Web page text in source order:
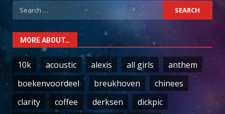
Search
for:
MORE ABOUT…
10k acoustic alexis all girls
anthem
boekenvoordeel
breukhoven
chinees
clarity
coffee derksen
dickpic